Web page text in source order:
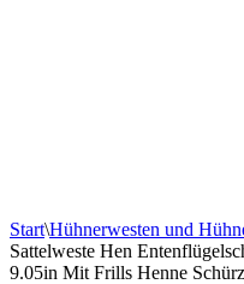
Start\Hühnerwesten und
Sattelweste Hen
9.05in Mit Frills Henne